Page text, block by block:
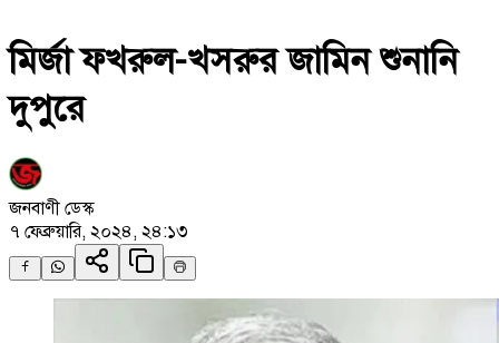
মির্জা ফখরুল-খসরুর জামিন শুনানি
দুপুরে
জনবাণী ডেস্ক
৭ ফেব্রুয়ারি, ২০২৪, ২৪:১৩